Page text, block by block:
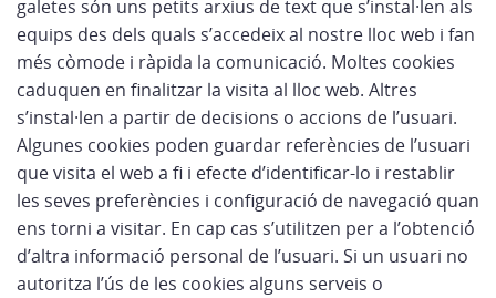
galetes són uns petits arxius de text que s’instal·len als
equips des dels quals s’accedeix al nostre lloc web i fan
més còmode i ràpida la comunicació. Moltes cookies
caduquen en finalitzar la visita al lloc web. Altres
s’instal·len a partir de decisions o accions de l’usuari.
Algunes cookies poden guardar referències de l’usuari
que visita el web a fi i efecte d’identificar-lo i restablir
les seves preferències i configuració de navegació quan
ens torni a visitar. En cap cas s’utilitzen per a l’obtenció
d’altra informació personal de l’usuari. Si un usuari no
autoritza l’ús de les cookies alguns serveis o